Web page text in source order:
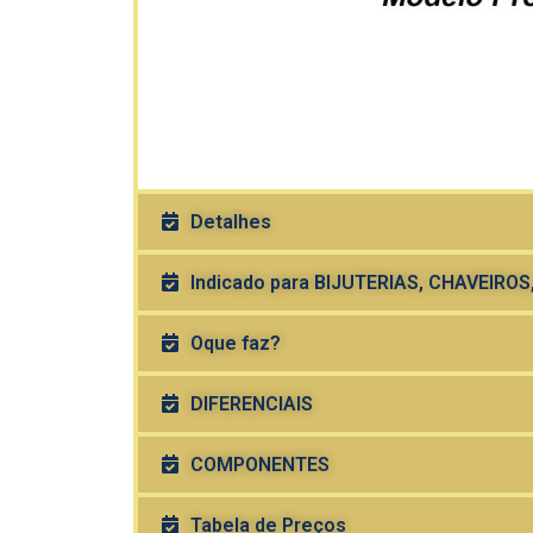
Detalhes
Indicado para BIJUTERIAS,
Oque faz?
DIFERENCIAIS
COMPONENTES
Tabela de Preços